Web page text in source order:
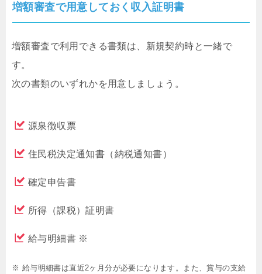
増額審査で用意しておく収入証明書
増額審査で利用できる書類は、新規契約時と一緒で
す。
次の書類のいずれかを用意しましょう。
源泉徴収票
住民税決定通知書（納税通知書）
確定申告書
所得（課税）証明書
給与明細書 ※
※ 給与明細書は直近2ヶ月分が必要になります。また、賞与の支給